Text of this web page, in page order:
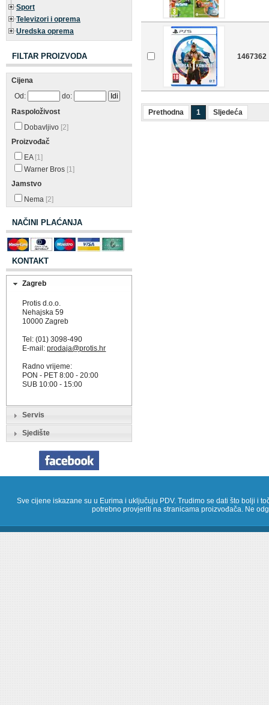
Sport
Televizori i oprema
Uredska oprema
FILTAR PROIZVODA
Cijena
Od:
do:
Raspoloživost
Dobavljivo [2]
Proizvođač
EA [1]
Warner Bros [1]
Jamstvo
Nema [2]
NAČINI PLAĆANJA
KONTAKT
Zagreb
Protis d.o.o.
Nehajska 59
10000 Zagreb
Tel: (01) 3098-490
E-mail:prodaja@protis.hr
Radno vrijeme:
PON - PET 8:00 - 20:00
SUB 10:00 - 15:00
Servis
Sjedište
1467362
Prethodna 1 Sljedeća
Sve cijene iskazane su u Eurima i uključuju PDV. Trudimo se dati što bolji i
potrebno provjeriti na stranicama proizvođača. Ne